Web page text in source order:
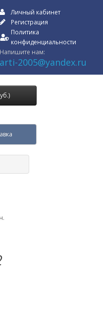
Личный кабинет
Регистрация
Политика
конфиденциальности
Напишите нам:
arti-2005@yandex.ru